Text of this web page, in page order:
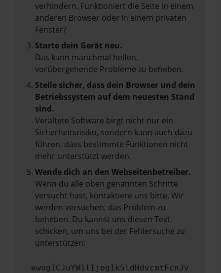
verhindern. Funktioniert die Seite in einem
anderen Browser oder in einem privaten
Fenster?
Starte dein Gerät neu.
Das kann manchmal helfen,
vorübergehende Probleme zu beheben.
Stelle sicher, dass dein Browser und dein
Betriebssystem auf dem neuesten Stand
sind.
Veraltete Software birgt nicht nur ein
Sicherheitsrisiko, sondern kann auch dazu
führen, dass bestimmte Funktionen nicht
mehr unterstützt werden.
Wende dich an den Webseitenbetreiber.
Wenn du alle oben genannten Schritte
versucht hast, kontaktiere uns bitte. Wir
werden versuchen, das Problem zu
beheben. Du kannst uns diesen Text
schicken, um uns bei der Fehlersuche zu
unterstützen:
ewogICJuYW1lIjogIk5ldHdvcmtFcnJv